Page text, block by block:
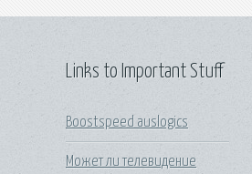
Links to Important Stuff
Boostspeed auslogics
Может ли телевидение